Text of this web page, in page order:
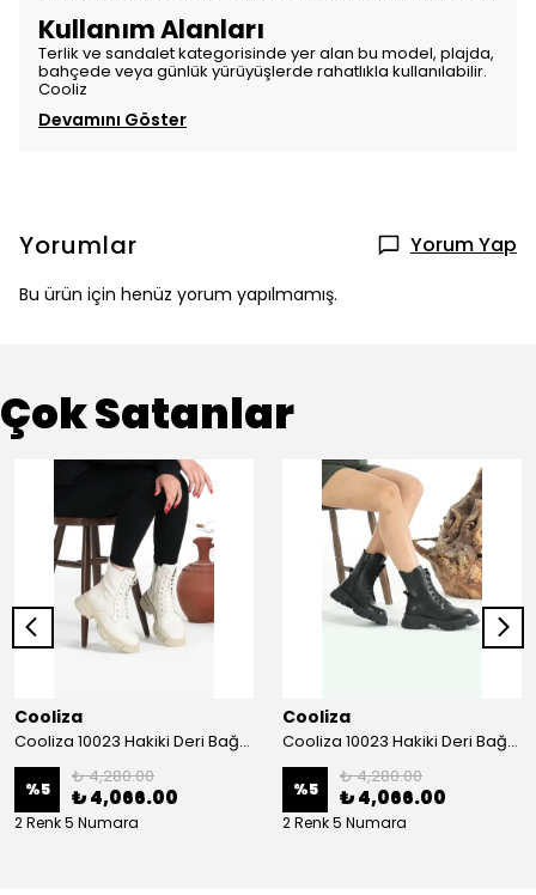
Kullanım Alanları
Terlik ve sandalet kategorisinde yer alan bu model, plajda,
bahçede veya günlük yürüyüşlerde rahatlıkla kullanılabilir.
Cooliz
Devamını Göster
Yorumlar Yorum Yap
Bu ürün için henüz yorum yapılmamış.
Çok Satanlar
Cooliza
Cooliza 10023 Hakiki Deri Bağcıklı ve Fermuarlı Rahat Kadın Bot Ayakkabı - Ekru
%5
₺ 4,280.00
₺ 4,066.00
2 Renk 5 Numara
Cooliza
Cooliza 10023 Hakiki Deri Bağcıklı ve Fermuarlı Rahat Kadın Bot Ayakkabı - Siyah
%5
₺ 4,280.00
₺ 4,066.00
2 Renk 5 Numara